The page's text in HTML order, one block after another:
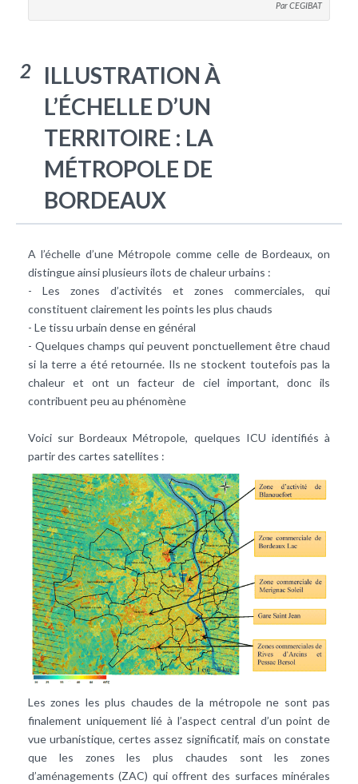
Par CEGIBAT
2
ILLUSTRATION À
L’ÉCHELLE D’UN
TERRITOIRE : LA
MÉTROPOLE DE
BORDEAUX
A l’échelle d’une Métropole comme celle de Bordeaux, on
distingue ainsi plusieurs ilots de chaleur urbains :
- Les zones d’activités et zones commerciales, qui
constituent clairement les points les plus chauds
- Le tissu urbain dense en général
- Quelques champs qui peuvent ponctuellement être chaud
si la terre a été retournée. Ils ne stockent toutefois pas la
chaleur et ont un facteur de ciel important, donc ils
contribuent peu au phénomène
Voici sur Bordeaux Métropole, quelques ICU identifiés à
partir des cartes satellites :
Les zones les plus chaudes de la métropole ne sont pas
finalement uniquement lié à l’aspect central d’un point de
vue urbanistique, certes assez significatif, mais on constate
que les zones les plus chaudes sont les zones
d’aménagements (ZAC) qui offrent des surfaces minérales